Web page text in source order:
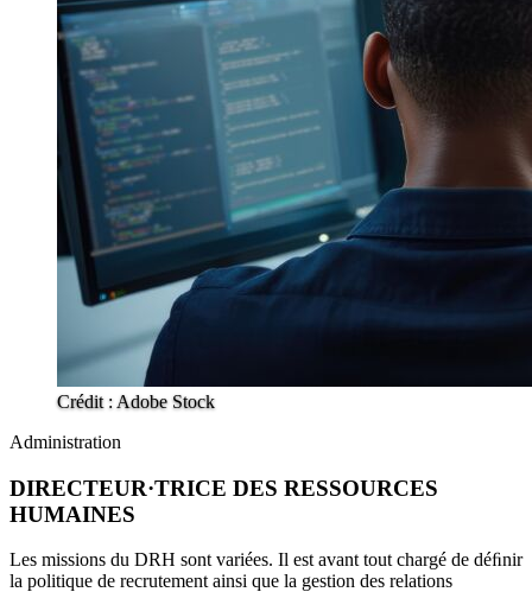
Crédit : Adobe Stock
Administration
DIRECTEUR·TRICE DES RESSOURCES
HUMAINES
Les missions du DRH sont variées. Il est avant tout chargé de déﬁnir
la politique de recrutement ainsi que la gestion des relations